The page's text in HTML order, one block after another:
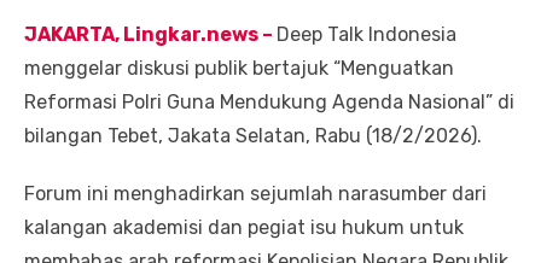
JAKARTA, Lingkar.news – Deep Talk Indonesia
menggelar diskusi publik bertajuk “Menguatkan
Reformasi Polri Guna Mendukung Agenda Nasional” di
bilangan Tebet, Jakata Selatan, Rabu (18/2/2026).
Forum ini menghadirkan sejumlah narasumber dari
kalangan akademisi dan pegiat isu hukum untuk